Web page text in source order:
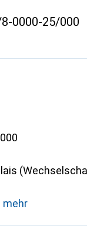
0000-25/000
mehr